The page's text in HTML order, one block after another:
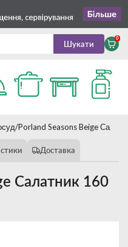
Шукати
0
Porland Seasons Beige
Доставка
Салатник 160